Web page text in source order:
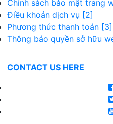
Chính sách bảo mật trang
Điều khoản dịch vụ [2]
Phương thức thanh toán [3]
Thông báo quyền sở hữu
CONTACT US HERE